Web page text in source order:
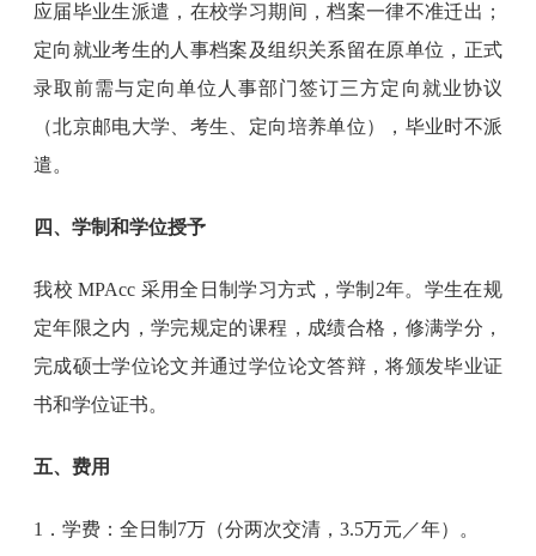
应届毕业生派遣，在校学习期间，档案一律不准迁出；
定向就业考生的人事档案及组织关系留在原单位，正式
录取前需与定向单位人事部门签订三方定向就业协议
（北京邮电大学、考生、定向培养单位），毕业时不派
遣。
四、学制和学位授予
我校 MPAcc 采用全日制学习方式，学制2年。学生在规
定年限之内，学完规定的课程，成绩合格，修满学分，
完成硕士学位论文并通过学位论文答辩，将颁发毕业证
书和学位证书。
五、费用
1．学费：全日制7万（分两次交清，3.5万元／年）。